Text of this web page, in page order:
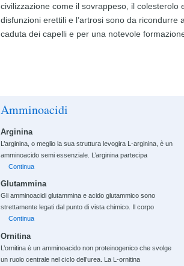
civilizzazione come il sovrappeso, il
disfunzioni erettili e l’artrosi sono da
caduta dei capelli e per una notevole
Amminoacidi
Arginina
L’arginina, o meglio la sua struttura levogira L-arginina, è un
amminoacido semi essenziale. L’arginina partecipa
Continua
Glutammina
Gli amminoacidi glutammina e acido glutammico sono
strettamente legati dal punto di vista chimico. Il corpo
Continua
Ornitina
L’ornitina è un amminoacido non proteinogenico che svolge
un ruolo centrale nel ciclo dell’urea. La L-ornitina